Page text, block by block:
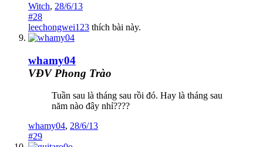
Witch, 28/6/13
#28
leechongwei123 thích bài này.
whamy04
VĐV Phong Trào
Tuần sau là tháng sau rồi đó. Hay là tháng sau
năm nào đây nhỉ????
whamy04, 28/6/13
#29